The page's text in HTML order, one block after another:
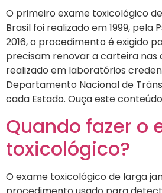
O primeiro exame toxicológico
Brasil foi realizado em 1999, pela
2016, o procedimento é exigido
precisam renovar a carteira nas
realizado em laboratórios
Departamento Nacional de
cada Estado. Ouça este
Quando fazer o
toxicológico?
O exame toxicológico de larga